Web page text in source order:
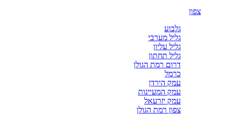
צפון
גלבוע
גליל מערבי
גליל עליון
גליל תחתון
דרום רמת הגולן
כרמל
עמק הירדן
עמק המעיינות
עמק יזרעאל
צפון רמת הגולן